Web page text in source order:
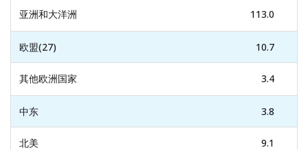
亚洲和大洋洲 113.0
欧盟(27) 10.7
其他欧洲国家 3.4
中东 3.8
北美 9.1